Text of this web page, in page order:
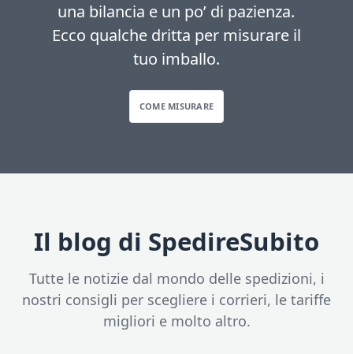
una bilancia e un po’ di pazienza.
Ecco qualche dritta per misurare il
tuo imballo.
COME MISURARE
Il blog di SpedireSubito
Tutte le notizie dal mondo delle spedizioni, i
nostri consigli per scegliere i corrieri, le tariffe
migliori e molto altro.